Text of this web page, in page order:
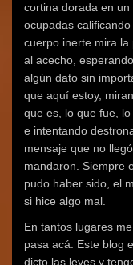
cortina dorada en
ocupadas
cuerpo inerte mira la
al acecho,
algún dato sin
que aquí estoy,
que es, lo que fue,
e intentando
mensaje que no
mandaron. Siempre
pudo haber sido, el
si hice algo mal.
En tantos lugares
pasa acá. Este blog
dicto las leyes y